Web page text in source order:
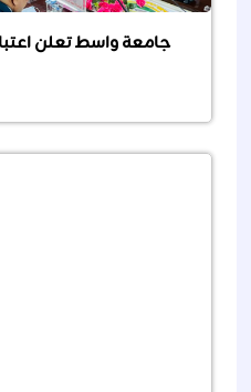
جامعة واسط تعلن